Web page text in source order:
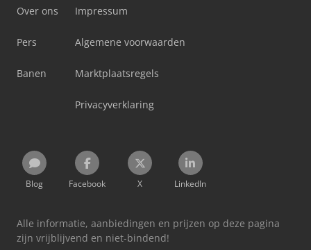
Over ons
Pers
Banen
Impressum
Algemene voorwaarden
Marktplaatsregels
Privacyverklaring
Blog Facebook X LinkedIn
Alle informatie, aanbiedingen en prijzen op deze pagina
zijn vrijblijvend en niet-bindend!